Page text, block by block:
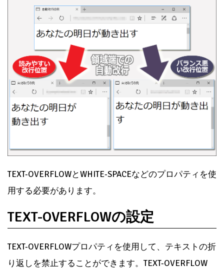
TEXT-OVERFLOWとWHITE-SPACEなどのプロパティを使
用する必要があります。
TEXT-OVERFLOWの設定
TEXT-OVERFLOWプロパティを使用して、テキストの折
り返しを禁止することができます。TEXT-OVERFLOW